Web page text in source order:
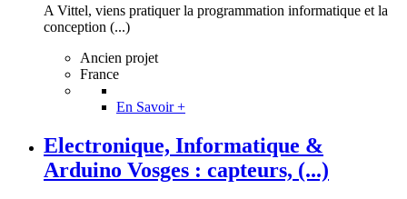
A Vittel, viens pratiquer la programmation informatique et la
conception (...)
Ancien projet
France
En Savoir +
Electronique, Informatique &
Arduino Vosges : capteurs, (...)